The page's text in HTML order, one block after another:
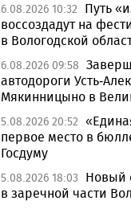
6.08.2026 10:32
Путь
воссоздадут на
в Вологодской
6.08.2026 09:58
автодороги Усть-
Мякинницыно в
5.08.2026 20:52
первое место в
Госдуму
5.08.2026 18:03
Новый
в заречной части